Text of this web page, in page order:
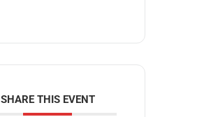
SHARE THIS EVENT